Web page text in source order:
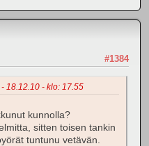
#1384
18.12.10 - klo: 17.55
kunnolla?
sitten toisen tankin
tuntunu vetävän.